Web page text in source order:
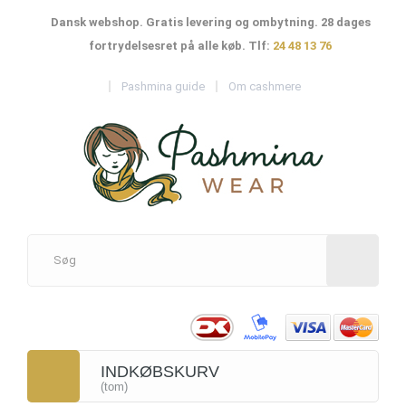
Dansk webshop. Gratis levering og ombytning. 28 dages
fortrydelsesret på alle køb. Tlf: 24 48 13 76
Pashmina guide Om cashmere
INDKØBSKURV
(tom)